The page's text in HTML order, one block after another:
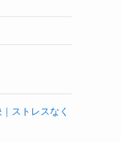
ストレスなく